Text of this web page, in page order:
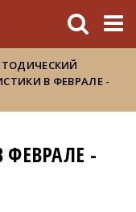
В ФЕВРАЛЕ -
-